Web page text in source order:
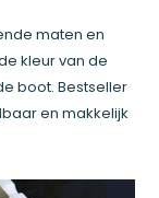
maten en
kleur van de
boot. Bestseller
en makkelijk